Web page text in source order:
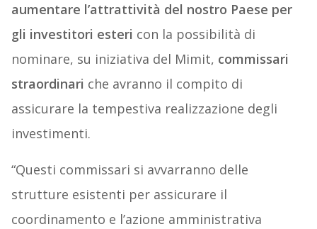
aumentare l’attrattività del nostro Paese per
gli investitori esteri con la possibilità di
nominare, su iniziativa del Mimit, commissari
straordinari che avranno il compito di
assicurare la tempestiva realizzazione degli
investimenti.
“Questi commissari si avvarranno delle
strutture esistenti per assicurare il
coordinamento e l’azione amministrativa